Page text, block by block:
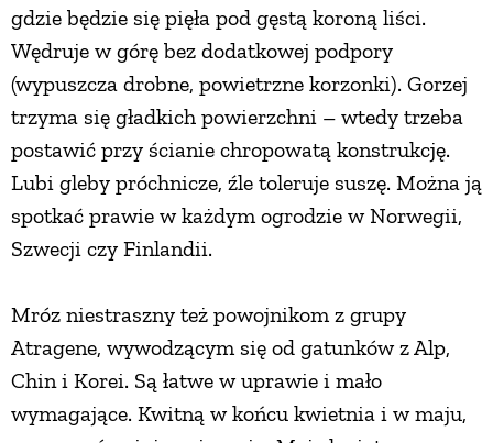
gdzie będzie się pięła pod gęstą koroną liści.
Wędruje w górę bez dodatkowej podpory
(wypuszcza drobne, powietrzne korzonki). Gorzej
trzyma się gładkich powierzchni – wtedy trzeba
postawić przy ścianie chropowatą konstrukcję.
Lubi gleby próchnicze, źle toleruje suszę. Można ją
spotkać prawie w każdym ogrodzie w Norwegii,
Szwecji czy Finlandii.
Mróz niestraszny też powojnikom z grupy
Atragene, wywodzącym się od gatunków z Alp,
Chin i Korei. Są łatwe w uprawie i mało
wymagające. Kwitną w końcu kwietnia i w maju,